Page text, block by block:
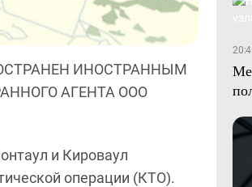
ИНОСТРАННЫМ
АГЕНТА ООО
и Кироваул
операции (КТО).